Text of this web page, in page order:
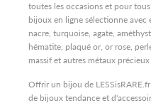
toutes les occasions et pour
bijoux en ligne sélectionne avec
nacre, turquoise, agate,
hématite, plaqué or, or rose,
massif et autres métaux précieux
Offrir un bijou de
de bijoux tendance et